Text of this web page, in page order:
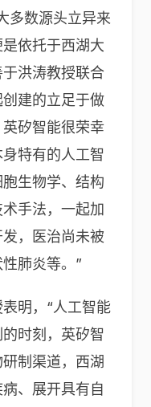
多数源头立异来
依托于西湖大
洪涛教授联合
建的立足于做
矽智能很荣幸
特有的人工智
生物学、结构
手法，一起加
，医治尚未被
肺炎等。”
明，“人工智能
时刻，英矽智
制渠道，西湖
、展开具有自